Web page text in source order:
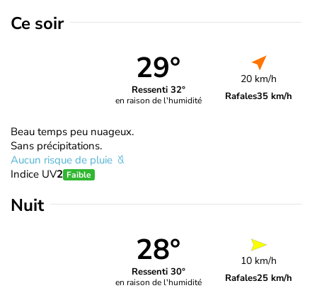
Ce soir
29°
Ressenti 32°
en raison de l'humidité
20 km/h
Rafales35 km/h
Beau temps peu nuageux.
Sans précipitations.
Aucun risque de pluie
Indice UV2 Faible
Nuit
28°
Ressenti 30°
en raison de l'humidité
10 km/h
Rafales25 km/h